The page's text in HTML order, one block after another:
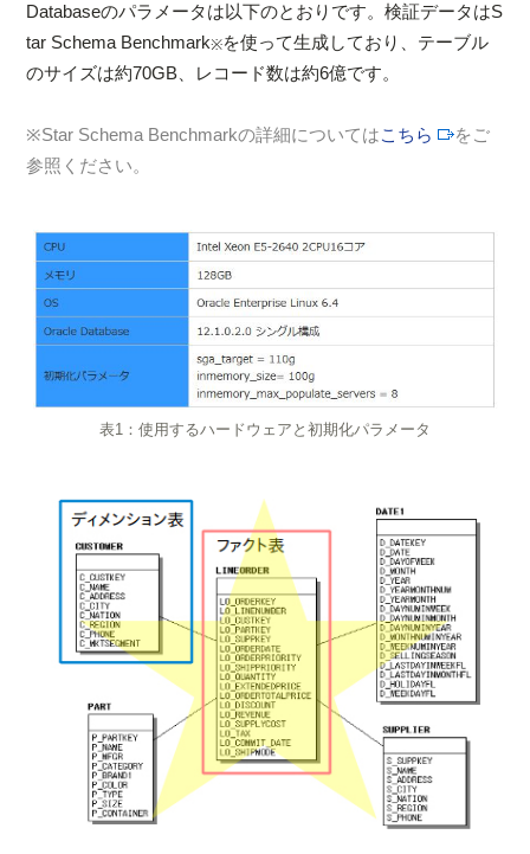
Databaseのパラメータは以下のとおりです。検証データはS
tar Schema Benchmark※を使って生成しており、テーブル
のサイズは約70GB、レコード数は約6億です。
※Star Schema Benchmarkの詳細についてはこちら
をご
参照ください。
表1：使用するハードウェアと初期化パラメータ